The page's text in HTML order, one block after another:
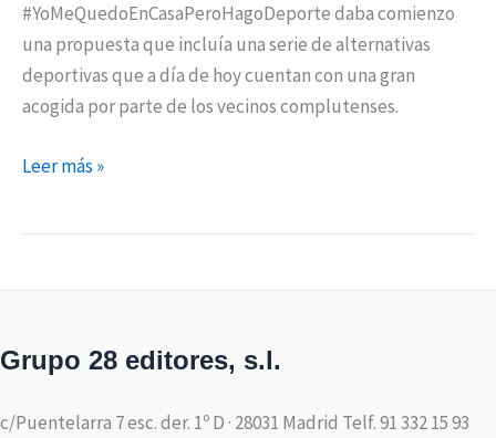
#YoMeQuedoEnCasaPeroHagoDeporte daba comienzo
una propuesta que incluía una serie de alternativas
deportivas que a día de hoy cuentan con una gran
acogida por parte de los vecinos complutenses.
Leer más »
Grupo 28 editores, s.l.
c/Puentelarra 7 esc. der. 1º D · 28031 Madrid Telf. 91 332 15 93